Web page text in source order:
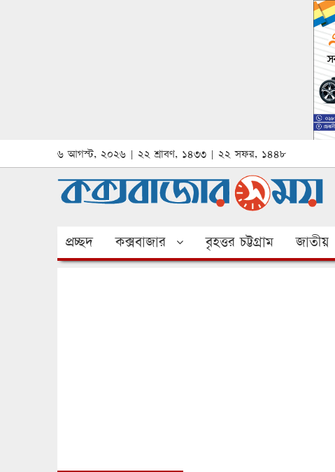
৬ আগস্ট, ২০২৬ | ২২ শ্রাবণ, ১৪৩৩ | ২২ সফর, ১৪৪৮
প্রচ্ছদ কক্সবাজার বৃহত্তর চট্টগ্রাম জাতীয়